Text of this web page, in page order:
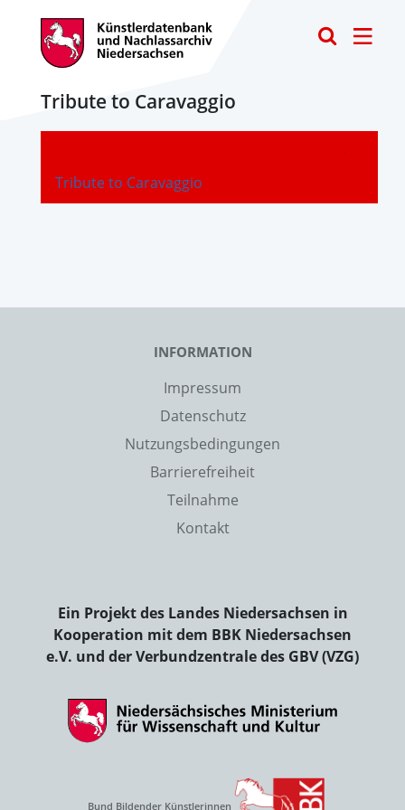
Tribute to Caravaggio
Tribute to Caravaggio
-
INFORMATION
Impressum
Datenschutz
Nutzungsbedingungen
Barrierefreiheit
Teilnahme
Kontakt
Ein Projekt des Landes Niedersachsen in
Kooperation mit dem BBK Niedersachsen
e.V. und der Verbundzentrale des GBV (VZG)
Bund Bildender Künstlerinnen